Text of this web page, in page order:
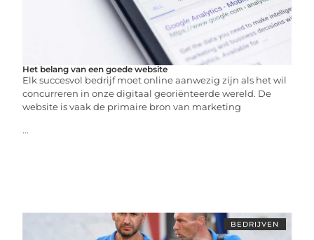
Het belang van een goede website
Elk succesvol bedrijf moet online aanwezig zijn als het wil
concurreren in onze digitaal georiënteerde wereld. De
website is vaak de primaire bron van marketing
...
BEDRIJVEN